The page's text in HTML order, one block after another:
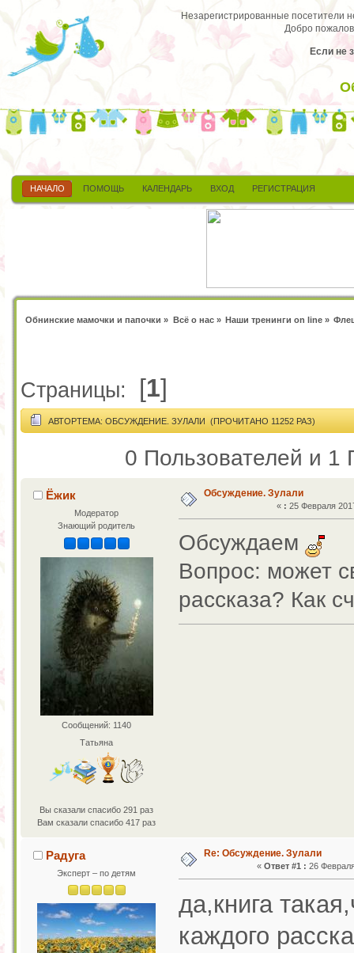
Незарегистрированные посетители
Добро
Если не
НАЧАЛО ПОМОЩЬ КАЛЕНДАРЬ ВХОД РЕГИСТРАЦИЯ
Обнинские мамочки и папочки » Всё о нас» Наши тренинги on line»
Страницы: [1]
АВТОРТЕМА: ОБСУЖДЕНИЕ. ЗУЛАЛИ (ПРОЧИТАНО 11252 РАЗ)
0 Пользователей и 1
Ёжик
Модератор
Знающий родитель
Сообщений: 1140
Татьяна
Вы сказали спасибо 291 раз
Вам сказали спасибо 417 раз
Обсуждение. Зулали
« : 25 Февраля
Обсуждаем
Вопрос: может
рассказа? Как
Радуга
Эксперт – по детям
Re: Обсуждение. Зулали
« Ответ #1 : 26
да,книга
каждого